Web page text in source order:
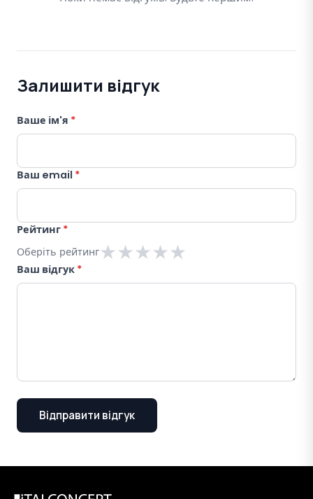
Залишити відгук
Ваше ім'я *
Ваш email *
Рейтинг *
★★★★★
Оберіть рейтинг
Ваш відгук *
Відправити відгук